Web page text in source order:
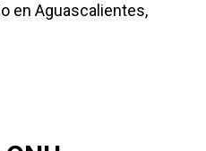
en Aguascalientes,